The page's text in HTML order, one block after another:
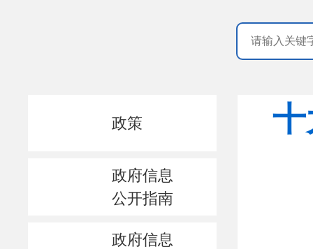
政策
政府信息
公开指南
政府信息